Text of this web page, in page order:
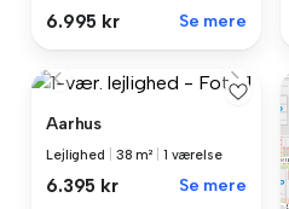
6.995 kr Se mere
Aarhus
Lejlighed 38 m² 1 værelse
6.395 kr Se mere